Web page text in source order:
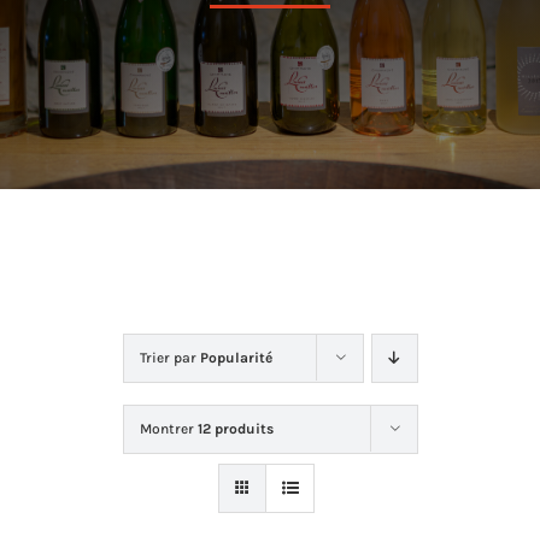
Dans la cave
La boutique
Trier par Popularité
Montrer 12 produits